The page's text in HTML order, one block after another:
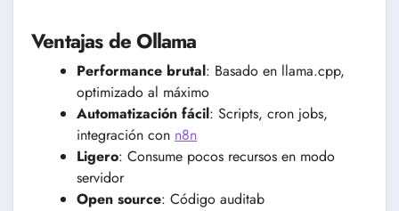
Ventajas de Ollama
Performance brutal: Basado en llama.cpp,
optimizado al máximo
Automatización fácil: Scripts, cron jobs,
integración con n8n
Ligero: Consume pocos recursos en modo
servidor
Open source: Código auditab